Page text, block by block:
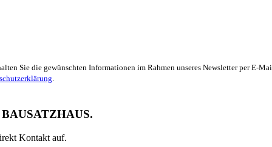
Sie die gewünschten Informationen im Rahmen unseres Newsletter per E-
.
Kontakt auf.